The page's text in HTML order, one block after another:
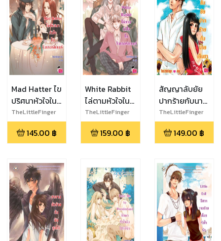
Mad Hatter ไข
ปริศนาหัวใจใน
วันเดอร์แลนด์
TheLittleFinger
145.00 ฿
White Rabbit
ไล่ตามหัวใจใน
วันเดอร์แลนด์
TheLittleFinger
159.00 ฿
สัญญาลับยัย
ปากร้ายกับนาย
เย็นชา
TheLittleFinger
149.00 ฿